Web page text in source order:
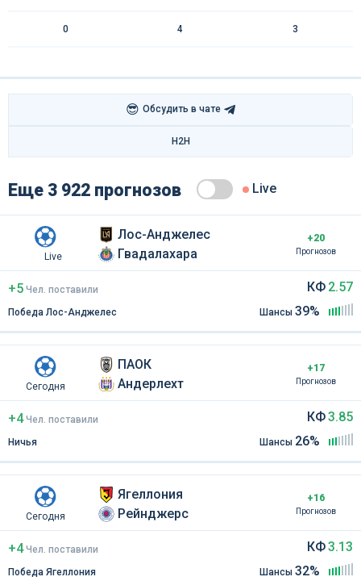
0 4 3
😎 Обсудить в чате
H2H
Еще 3 922 прогнозов Live
Live
Лос-Анджелес
Гвадалахара
+20
Прогнозов
+5 Чел поставили
Победа Лос-Анджелес
КФ 2.57
Шансы 39%
Сегодня
ПАОК
Андерлехт
+17
Прогнозов
+4 Чел поставили
Ничья
КФ3.85
Шансы 26%
Сегодня
Ягеллония
Рейнджерс
+16
Прогнозов
+4 Чел поставили
Победа Ягеллония
КФ3.13
Шансы 32%